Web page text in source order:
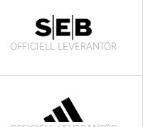
OFFICIELL LEVERANTÖR